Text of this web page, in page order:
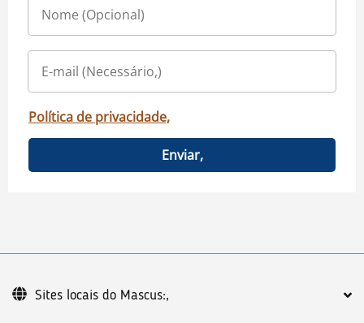
Política de privacidade,
Enviar,
Sites locais do Mascus:,